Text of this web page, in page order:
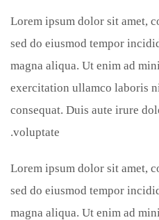
Lorem ipsum dolor sit amet,
sed do eiusmod tempor
magna aliqua. Ut enim ad
exercitation ullamco laboris
consequat. Duis aute irure
voluptate.
Lorem ipsum dolor sit amet,
sed do eiusmod tempor
magna aliqua. Ut enim ad